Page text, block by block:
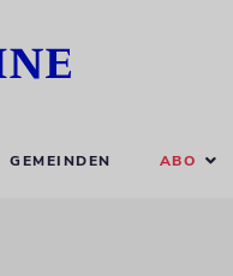
GEMEINDEN ABO